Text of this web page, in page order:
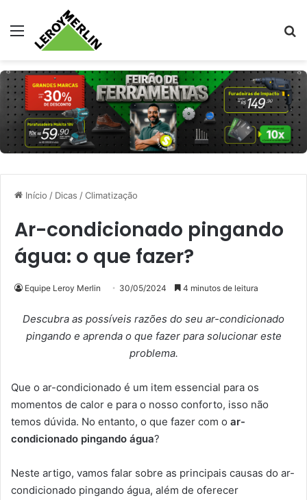
Menu
Início / Dicas /Climatização
Ar-condicionado pingando
água: o que fazer?
Equipe Leroy Merlin 30/05/2024 4 minutos de leitura
Descubra as possíveis razões do seu ar-condicionado
pingando e aprenda o que fazer para solucionar este
problema.
Que o ar-condicionado é um item essencial para os
momentos de calor e para o nosso conforto, isso não
temos dúvida. No entanto, o que fazer com o ar-
condicionado pingando água?
Neste artigo, vamos falar sobre as principais causas do ar-
condicionado pingando água, além de oferecer